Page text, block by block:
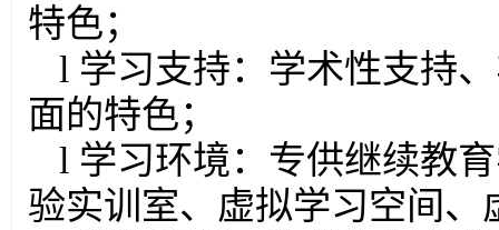
特色；
l 学习支持：学术性支持
面的特色；
l 学习环境：专供继续教
验实训室、虚拟学习空间